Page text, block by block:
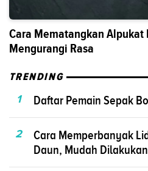
Cara Mematangkan Alpukat
Mengurangi Rasa
TRENDING
1
Daftar Pemain Sepak
2
Cara Memperbanyak
Daun, Mudah